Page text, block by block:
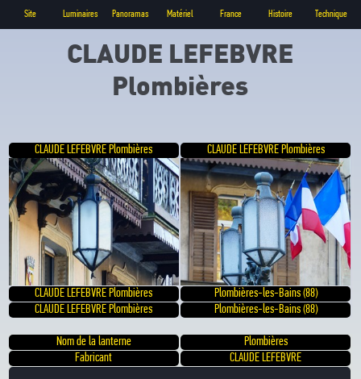
Site Luminaires Panoramas Matériel France Histoire Technique
CLAUDE LEFEBVRE
Plombières
CLAUDE LEFEBVRE Plombières CLAUDE LEFEBVRE Plombières
CLAUDE LEFEBVRE Plombières
Plombières-les-Bains (88)
CLAUDE LEFEBVRE Plombières
Plombières-les-Bains (88)
Nom de la lanterne
Plombières
Fabricant
CLAUDE LEFEBVRE